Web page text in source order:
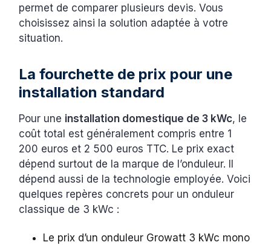
permet de comparer plusieurs devis. Vous
choisissez ainsi la solution adaptée à votre
situation.
La fourchette de prix pour une
installation standard
Pour une installation domestique de 3 kWc, le
coût total est généralement compris entre 1
200 euros et 2 500 euros TTC. Le prix exact
dépend surtout de la marque de l’onduleur. Il
dépend aussi de la technologie employée. Voici
quelques repères concrets pour un onduleur
classique de 3 kWc :
Le prix d’un onduleur Growatt 3 kWc mono